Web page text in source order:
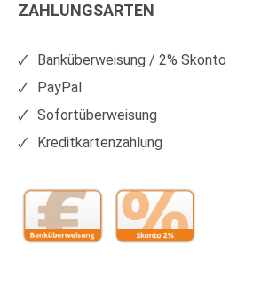
auf
auf
ZAHLUNGSARTEN
Banküberweisung / 2% Skonto
PayPal
Sofortüberweisung
Kreditkartenzahlung